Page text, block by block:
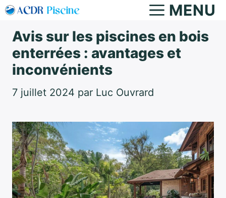
Aller
contenu
MENU
Avis sur les piscines en bois
enterrées : avantages et
inconvénients
7 juillet 2024 par Luc Ouvrard